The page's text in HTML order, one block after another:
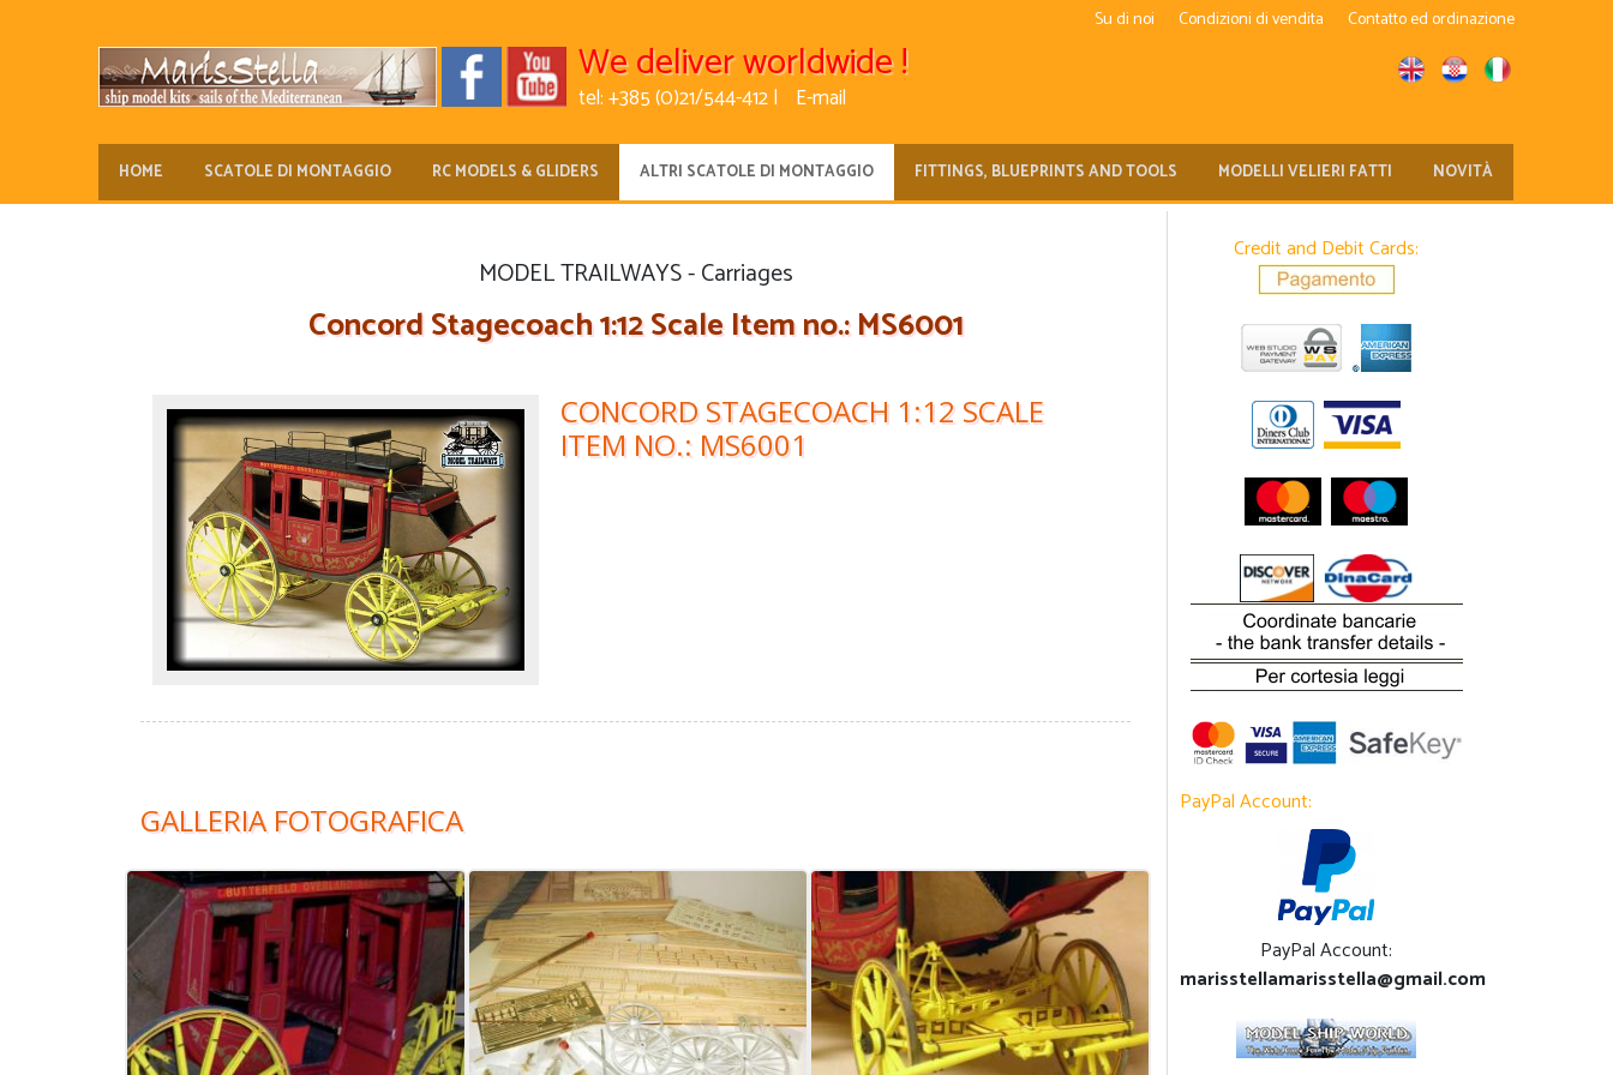
Su di noi Condizioni di vendita Contatto ed ordinazione
We deliver worldwide !
tel: +385 (0)21/544-412 | E-mail
HOME SCATOLE DI MONTAGGIO RC MODELS & GLIDERS ALTRI SCATOLE DI MONTAGGIO FITTINGS, BLUEPRINTS AND TOOLS MODELLI VELIERI FATTI NOVITÀ
MODEL TRAILWAYS - Carriages
Concord Stagecoach 1:12 Scale Item no.: MS6001
CONCORD STAGECOACH 1:12 SCALE
ITEM NO.: MS6001
GALLERIA FOTOGRAFICA
Credit and Debit Cards:
PayPal Account:
PayPal Account:
marisstellamarisstella@gmail.com